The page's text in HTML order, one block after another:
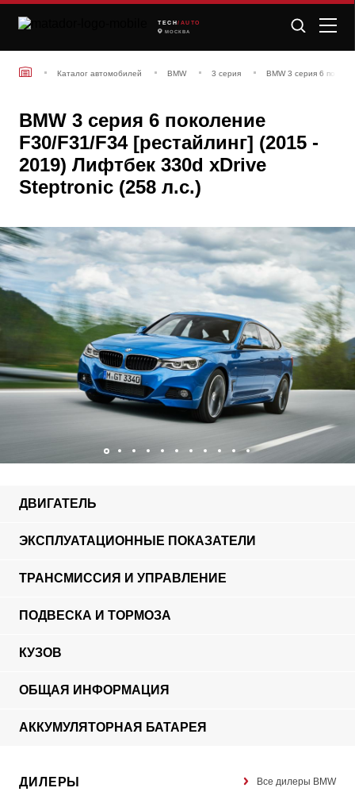
TECH /AUTO
МОСКВА
Каталог автомобилей BMW 3 серия BMW 3 серия 6
BMW 3 серия 6 поколение
F30/F31/F34 [рестайлинг] (2015 -
2019) Лифтбек 330d xDrive
Steptronic (258 л.с.)
ДВИГАТЕЛЬ
ЭКСПЛУАТАЦИОННЫЕ ПОКАЗАТЕЛИ
ТРАНСМИССИЯ И УПРАВЛЕНИЕ
ПОДВЕСКА И ТОРМОЗА
КУЗОВ
ОБЩАЯ ИНФОРМАЦИЯ
АККУМУЛЯТОРНАЯ БАТАРЕЯ
ДИЛЕРЫ Все дилеры BMW